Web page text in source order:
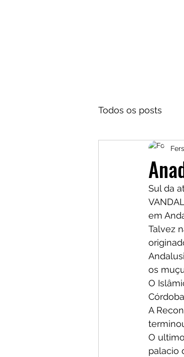
Todos os posts
Sul da
em
Talvez
os
O
A
O
palacio